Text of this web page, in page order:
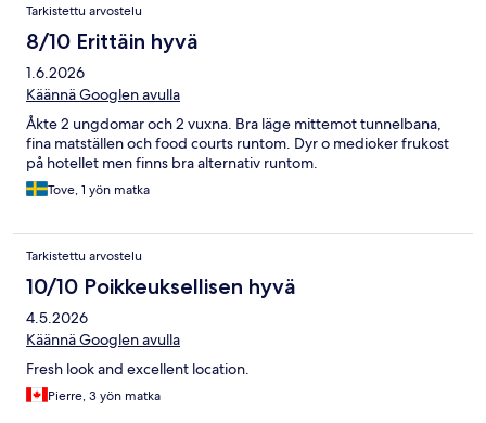
Tarkistettu arvostelu
8/10 Erittäin hyvä
1.6.2026
Käännä Googlen avulla
Åkte 2 ungdomar och 2 vuxna. Bra läge mittemot tunnelbana,
fina matställen och food courts runtom. Dyr o medioker frukost
på hotellet men finns bra alternativ runtom.
Tove, 1 yön matka
Tarkistettu arvostelu
10/10 Poikkeuksellisen hyvä
4.5.2026
Käännä Googlen avulla
Fresh look and excellent location.
Pierre, 3 yön matka